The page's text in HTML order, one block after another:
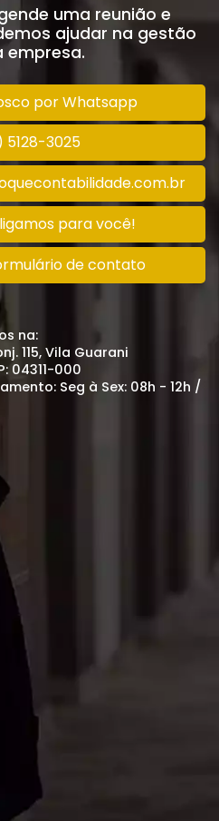
uma reunião e
ajudar na gestão
empresa.
por Whatsapp
5128-3025
para você!
de contato
na:
115, Vila Guarani
04311-000
Seg à Sex: 08h - 12h /